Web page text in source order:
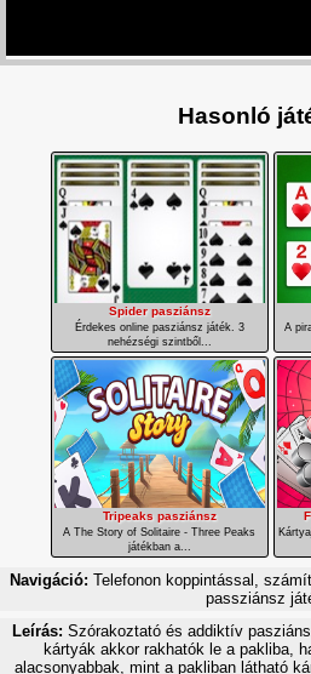
Hasonló
Spider pasziánsz
Érdekes online pasziánsz játék. 3
nehézségi szintből...
A
Tripeaks pasziánsz
A The Story of Solitaire - Three Peaks
játékban a...
Navigáció: Telefonon koppintással,
passziánsz
Leírás: Szórakoztató és addiktív
kártyák akkor rakhatók le a pakliba,
alacsonyabbak, mint a pakliban látható